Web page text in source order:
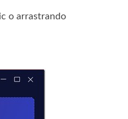
o arrastrando